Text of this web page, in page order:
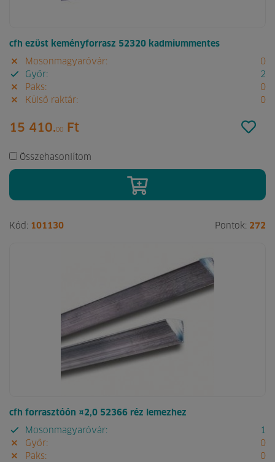
cfh ezüst keményforrasz 52320 kadmiummentes
Mosonmagyaróvár:
0
Győr:
2
Paks:
0
Külső raktár:
0
15 410.00 Ft
Összehasonlítom
Kód: 101130 Pontok: 272
cfh forrasztóón ¤2,0 52366 réz lemezhez
Mosonmagyaróvár:
1
Győr:
0
Paks:
0